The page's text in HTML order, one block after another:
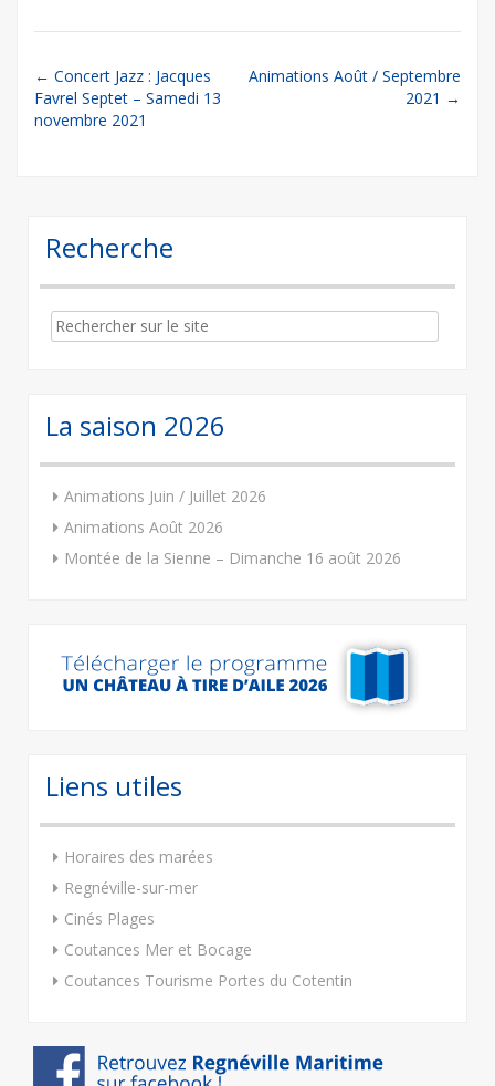
Post
navigation
← Concert Jazz : Jacques
Favrel Septet – Samedi 13
novembre 2021
Animations Août / Septembre
2021 →
Recherche
Search
for:
La saison 2026
Animations Juin / Juillet 2026
Animations Août 2026
Montée de la Sienne – Dimanche 16 août 2026
Liens utiles
Horaires des marées
Regnéville-sur-mer
Cinés Plages
Coutances Mer et Bocage
Coutances Tourisme Portes du Cotentin